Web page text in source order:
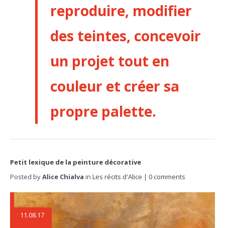
reproduire, modifier
des teintes, concevoir
un projet tout en
couleur et créer sa
propre palette.
Petit lexique de la peinture décorative
Posted byAlice Chialva in Les récits d'Alice | 0 comments
11.08.17